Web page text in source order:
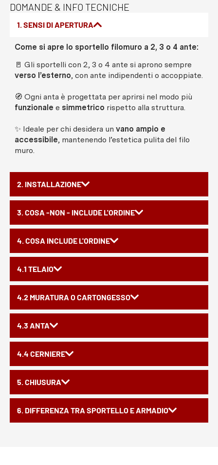
DOMANDE & INFO TECNICHE
1. SENSI DI APERTURA
2. INSTALLAZIONE
3. COSA -NON - INCLUDE L'ORDINE
4. COSA INCLUDE L'ORDINE
4.1 TELAIO
4.2 MURATURA O CARTONGESSO
4.3 ANTA
4.4 CERNIERE
5. CHIUSURA
6. DIFFERENZA TRA SPORTELLO E ARMADIO
Come si apre lo sportello filomuro a 2, 3 o 4 ante:
🚪 Gli sportelli con 2, 3 o 4 ante si aprono sempre
verso l’esterno, con ante indipendenti o accoppiate.
🧭 Ogni anta è progettata per aprirsi nel modo più
funzionale e simmetrico rispetto alla struttura.
✨ Ideale per chi desidera un vano ampio e
accessibile, mantenendo l’estetica pulita del filo
muro.